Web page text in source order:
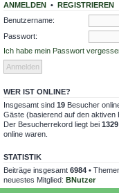
ANMELDEN • REGISTRIEREN
Benutzername:
Passwort:
Ich habe mein Passwort
WER IST ONLINE?
Insgesamt sind 19 Besucher
Gäste (basierend auf den aktiven
Der Besucherrekord liegt bei 1329
online waren.
STATISTIK
Beiträge insgesamt 6984 •
neuestes Mitglied: BNutzer